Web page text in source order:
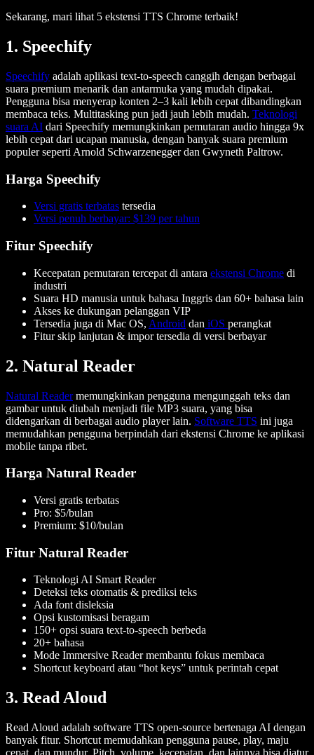
Sekarang, mari lihat 5 ekstensi TTS Chrome terbaik!
1. Speechify
Speechify adalah aplikasi text-to-speech canggih dengan berbagai
suara premium menarik dan antarmuka yang mudah dipakai.
Pengguna bisa menyerap konten 2–3 kali lebih cepat dibandingkan
membaca teks. Multitasking pun jadi jauh lebih mudah. Teknologi
suara AI dari Speechify memungkinkan pemutaran audio hingga 9x
lebih cepat dari ucapan manusia, dengan banyak suara premium
populer seperti Arnold Schwarzenegger dan Gwyneth Paltrow.
Harga Speechify
Versi gratis terbatas tersedia
Versi penuh berbayar: $139 per tahun
Fitur Speechify
Kecepatan pemutaran tercepat di antara ekstensi Chrome di
industri
Suara HD manusia untuk bahasa Inggris dan 60+ bahasa lain
Akses ke dukungan pelanggan VIP
Tersedia juga di Mac OS, Android dan iOS perangkat
Fitur skip lanjutan & impor tersedia di versi berbayar
2. Natural Reader
Natural Readermemungkinkan pengguna mengunggah teks dan
gambar untuk diubah menjadi file MP3 suara, yang bisa
didengarkan di berbagai audio player lain. Software TTS ini juga
memudahkan pengguna berpindah dari ekstensi Chrome ke aplikasi
mobile tanpa ribet.
Harga Natural Reader
Versi gratis terbatas
Pro: $5/bulan
Premium: $10/bulan
Fitur Natural Reader
Teknologi AI Smart Reader
Deteksi teks otomatis & prediksi teks
Ada font disleksia
Opsi kustomisasi beragam
150+ opsi suara text-to-speech berbeda
20+ bahasa
Mode Immersive Reader membantu fokus membaca
Shortcut keyboard atau “hot keys” untuk perintah cepat
3. Read Aloud
Read Aloud adalah software TTS open-source bertenaga AI dengan
banyak fitur. Shortcut memudahkan pengguna pause, play, maju